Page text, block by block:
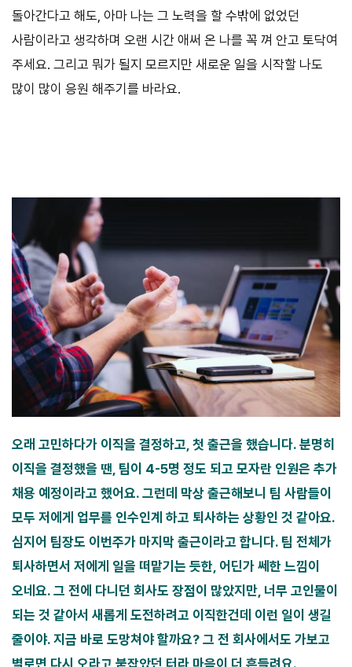
돌아간다고 해도, 아마 나는 그 노력을 할 수밖에 없었던
사람이라고 생각하며 오랜 시간 애써 온 나를 꼭 껴 안고 토닥여
주세요. 그리고 뭐가 될지 모르지만 새로운 일을 시작할 나도
많이 많이 응원 해주기를 바라요.
오래 고민하다가 이직을 결정하고, 첫 출근을 했습니다. 분명히
이직을 결정했을 땐, 팀이 4-5명 정도 되고 모자란 인원은 추가
채용 예정이라고 했어요. 그런데 막상 출근해보니 팀 사람들이
모두 저에게 업무를 인수인계 하고 퇴사하는 상황인 것 같아요.
심지어 팀장도 이번주가 마지막 출근이라고 합니다. 팀 전체가
퇴사하면서 저에게 일을 떠맡기는 듯한, 어딘가 쎄한 느낌이
오네요. 그 전에 다니던 회사도 장점이 많았지만, 너무 고인물이
되는 것 같아서 새롭게 도전하려고 이직한건데 이런 일이 생길
줄이야. 지금 바로 도망쳐야 할까요? 그 전 회사에서도 가보고
별로면 다시 오라고 붙잡았던 터라 마음이 더 흔들려요.